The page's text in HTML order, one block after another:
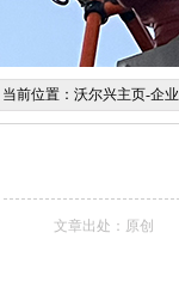
当前位置： 沃尔兴主页-企
文章出处：原创